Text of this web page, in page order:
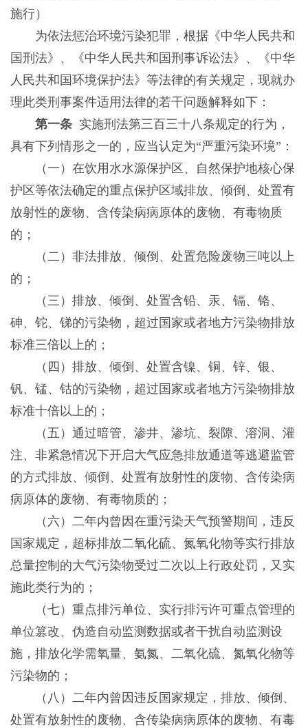
施行）
为依法惩治环境污染犯罪，根据《中华人民共和
国刑法》、《中华人民共和国刑事诉讼法》、《中华
人民共和国环境保护法》等法律的有关规定，现就办
理此类刑事案件适用法律的若干问题解释如下：
第一条实施刑法第三百三十八条规定的行为，
具有下列情形之一的，应当认定为“严重污染环境”：
（一）在饮用水水源保护区、自然保护地核心保
护区等依法确定的重点保护区域排放、倾倒、处置有
放射性的废物、含传染病病原体的废物、有毒物质
的；
（二）非法排放、倾倒、处置危险废物三吨以上
的；
（三）排放、倾倒、处置含铅、汞、镉、铬、
砷、铊、锑的污染物，超过国家或者地方污染物排放
标准三倍以上的；
（四）排放、倾倒、处置含镍、铜、锌、银、
钒、锰、钴的污染物，超过国家或者地方污染物排放
标准十倍以上的；
（五）通过暗管、渗井、渗坑、裂隙、溶洞、灌
注、非紧急情况下开启大气应急排放通道等逃避监管
的方式排放、倾倒、处置有放射性的废物、含传染病
病原体的废物、有毒物质的；
（六）二年内曾因在重污染天气预警期间，违反
国家规定，超标排放二氧化硫、氮氧化物等实行排放
总量控制的大气污染物受过二次以上行政处罚，又实
施此类行为的；
（七）重点排污单位、实行排污许可重点管理的
单位篡改、伪造自动监测数据或者干扰自动监测设
施，排放化学需氧量、氨氮、二氧化硫、氮氧化物等
污染物的；
（八）二年内曾因违反国家规定，排放、倾倒、
处置有放射性的废物、含传染病病原体的废物、有毒